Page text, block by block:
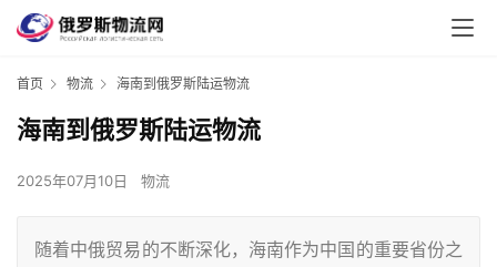
首页 物流 海南到俄罗斯陆运物流
海南到俄罗斯陆运物流
2025年07月10日 物流
随着中俄贸易的不断深化，海南作为中国的重要省份之